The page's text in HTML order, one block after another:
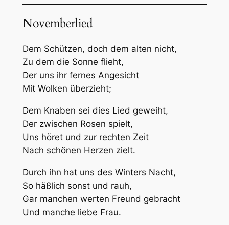
Novemberlied
Dem Schützen, doch dem alten nicht,
Zu dem die Sonne flieht,
Der uns ihr fernes Angesicht
Mit Wolken überzieht;
Dem Knaben sei dies Lied geweiht,
Der zwischen Rosen spielt,
Uns höret und zur rechten Zeit
Nach schönen Herzen zielt.
Durch ihn hat uns des Winters Nacht,
So häßlich sonst und rauh,
Gar manchen werten Freund gebracht
Und manche liebe Frau.